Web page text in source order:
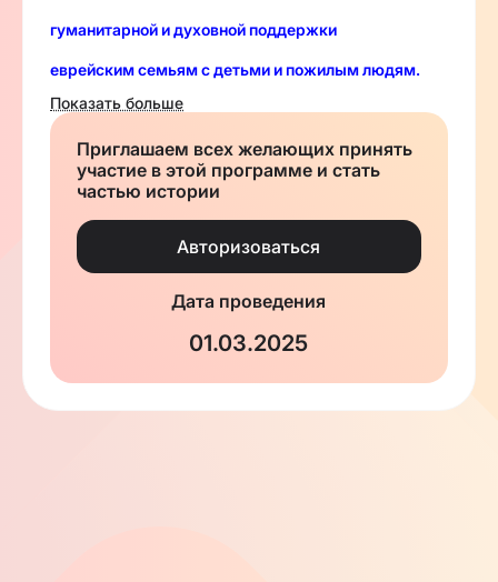
гуманитарной и духовной поддержки
еврейским семьям с детьми и пожилым людям.
лаготворительная программа "Ради Жизни”
протягивает руку помощи самым
нуждающимся семьям,
предоставляя им психологическую поддержку –
что они не одни в своей сложной ситуации
Критерии участия:
- Дети до 18 лет с еврейскими корнями,
Показать больше
Приглашаем всех желающих принять
участие в этой программе и стать
частью истории
Авторизоваться
Дата проведения
01.03.2025